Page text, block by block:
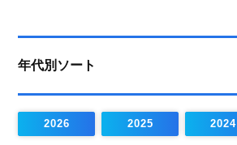
年代別ソート
2026 2025 2024